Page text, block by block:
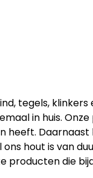
tegels, klinkers
in huis.
heeft.
hout is van
producten die